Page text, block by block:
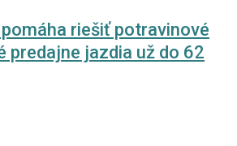
riešiť potravinové
predajne jazdia už do 62